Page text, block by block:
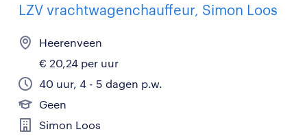
LZV vrachtwagenchauffeur, Simon Loos
Heerenveen
€ 20,24 per uur
40 uur, 4 - 5 dagen p.w.
Geen
Simon Loos